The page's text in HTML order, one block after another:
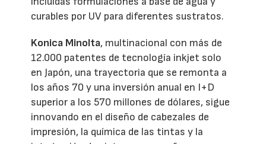
curables por UV para diferentes sustratos.
Konica Minolta, multinacional con más de
12.000 patentes de tecnología inkjet solo
en Japón, una trayectoria que se remonta a
los años 70 y una inversión anual en I+D
superior a los 570 millones de dólares, sigue
innovando en el diseño de cabezales de
impresión, la química de las tintas y la